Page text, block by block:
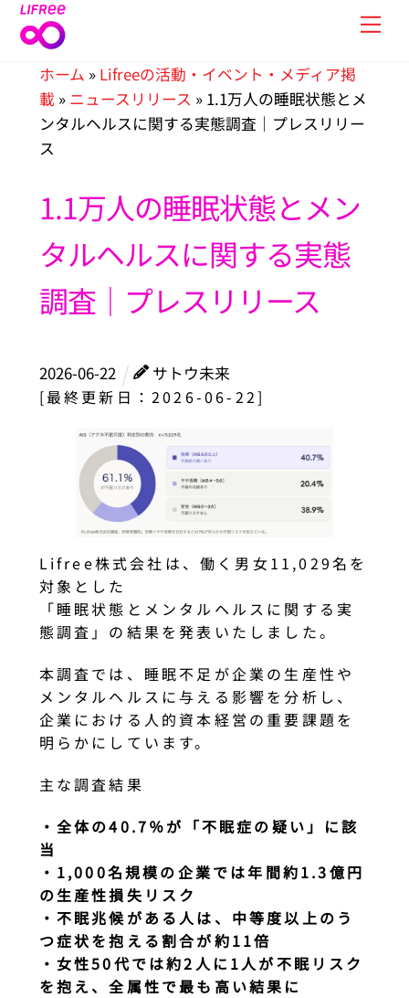
Skip
ホーム » Lifreeの活動・イベント・メディア掲
載 » ニュースリリース »1.1万人の睡眠状態とメ
ンタルヘルスに関する実態調査｜プレスリリー
ス
1.1万人の睡眠状態とメン
タルヘルスに関する実態
調査｜プレスリリース
2026-06-22
サトウ未来
[最終更新日：2026-06-22]
Lifree株式会社は、働く男女11,029名を
対象とした
「睡眠状態とメンタルヘルスに関する実
態調査」の結果を発表いたしました。
本調査では、睡眠不足が企業の生産性や
メンタルヘルスに与える影響を分析し、
企業における人的資本経営の重要課題を
明らかにしています。
主な調査結果
・全体の40.7％が「不眠症の疑い」に該
当
・1,000名規模の企業では年間約1.3億円
の生産性損失リスク
・不眠兆候がある人は、中等度以上のう
つ症状を抱える割合が約11倍
・女性50代では約2人に1人が不眠リスク
を抱え、全属性で最も高い結果に